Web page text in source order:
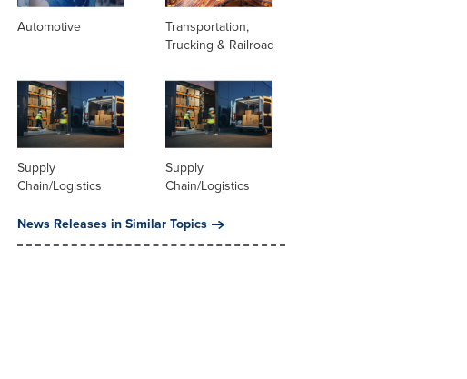
Automotive
Transportation,
Trucking & Railroad
Supply
Chain/Logistics
Supply
Chain/Logistics
News Releases in Similar Topics